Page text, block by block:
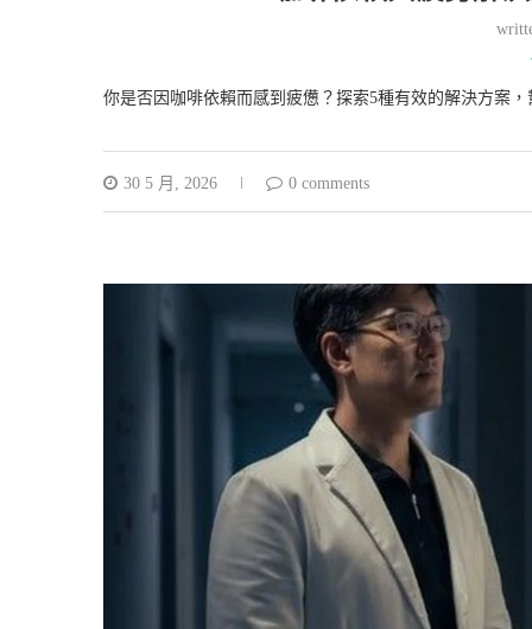
你是否因咖啡依賴而感到疲憊？探索5種有效的解決方案
30 5 月, 2026 0 comments